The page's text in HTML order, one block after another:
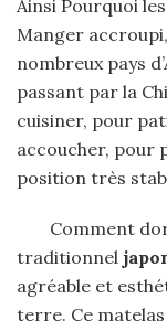
Ainsi Pourquoi
Manger
nombreux pays
passant par la
cuisiner, pour
accoucher, pour
position très
Comment
traditionnel
agréable et
terre. Ce